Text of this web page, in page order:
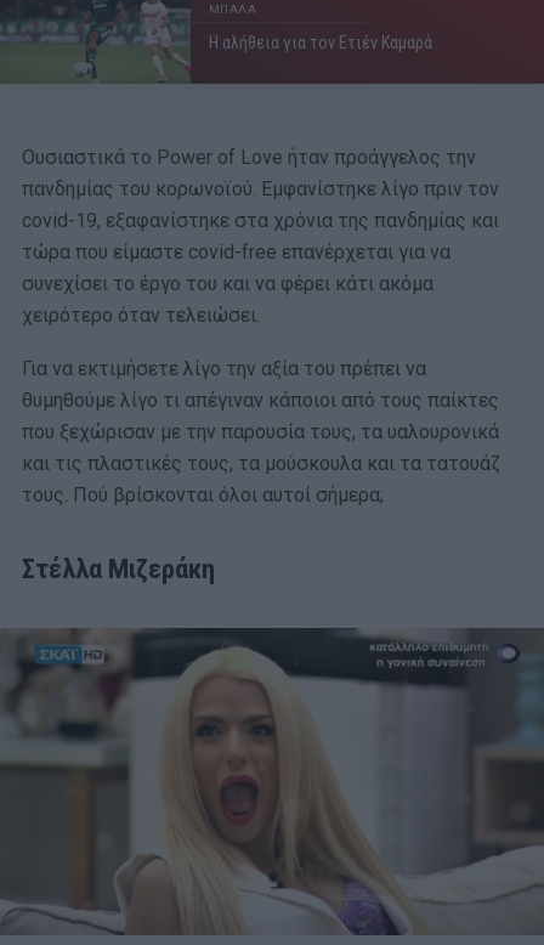
ΜΠΑΛΑ
Η αλήθεια για τον Ετιέν Καμαρά
Oυσιαστικά το Power of Love ήταν προάγγελος την
πανδημίας του κορωνοϊού. Εμφανίστηκε λίγο πριν τον
covid-19, εξαφανίστηκε στα χρόνια της πανδημίας και
τώρα που είμαστε covid-free επανέρχεται για να
συνεχίσει το έργο του και να φέρει κάτι ακόμα
χειρότερο όταν τελειώσει.
Για να εκτιμήσετε λίγο την αξία του πρέπει να
θυμηθούμε λίγο τι απέγιναν κάποιοι από τους παίκτες
που ξεχώρισαν με την παρουσία τους, τα υαλουρονικά
και τις πλαστικές τους, τα μούσκουλα και τα τατουάζ
τους. Πού βρίσκονται όλοι αυτοί σήμερα;
Στέλλα Μιζεράκη